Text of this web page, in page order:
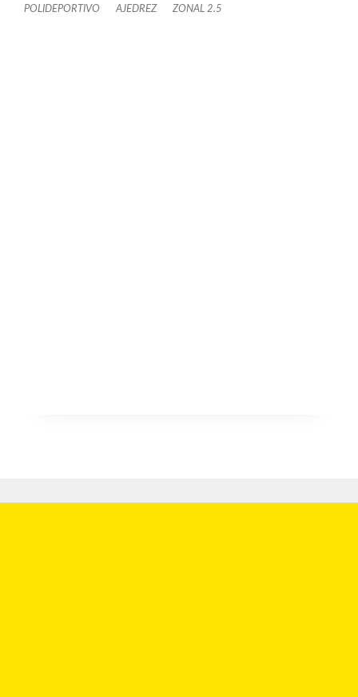
POLIDEPORTIVO AJEDREZ ZONAL 2.5